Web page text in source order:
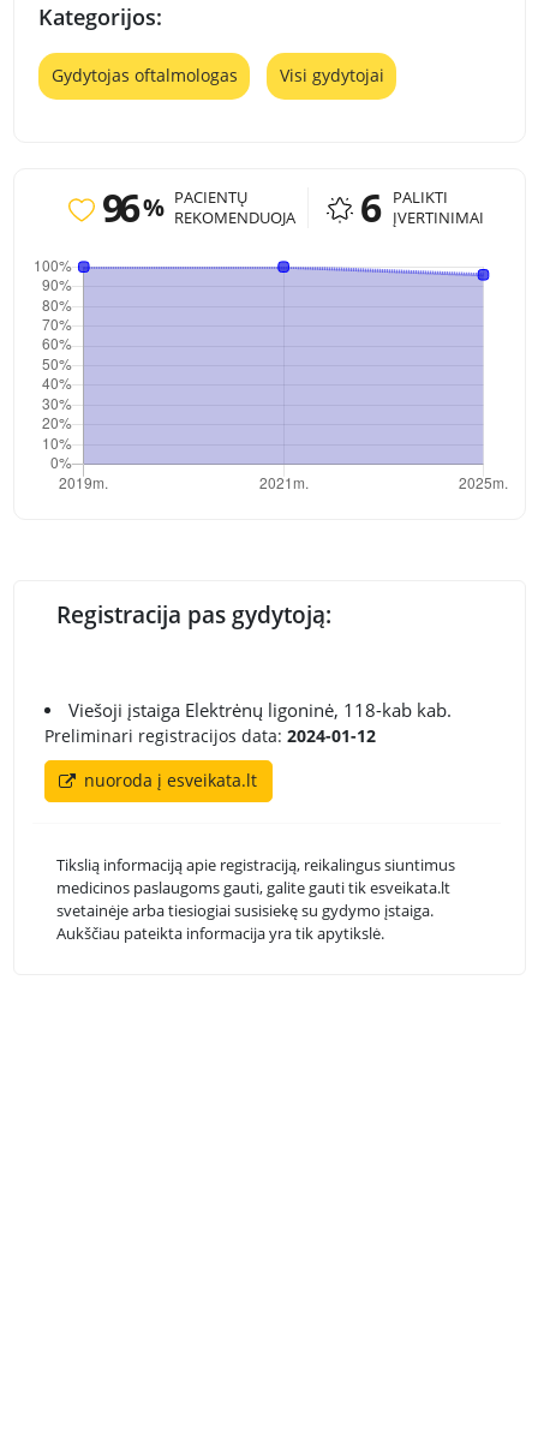
Kategorijos:
Gydytojas oftalmologas Visi gydytojai
96 % PACIENTŲ
REKOMENDUOJA
6
PALIKTI
ĮVERTINIMAI
Registracija pas gydytoją:
Viešoji įstaiga Elektrėnų ligoninė, 118-kab kab.
Preliminari registracijos data: 2024-01-12
nuoroda į esveikata.lt
Tikslią informaciją apie registraciją, reikalingus siuntimus
medicinos paslaugoms gauti, galite gauti tik esveikata.lt
svetainėje arba tiesiogiai susisiekę su gydymo įstaiga.
Aukščiau pateikta informacija yra tik apytikslė.